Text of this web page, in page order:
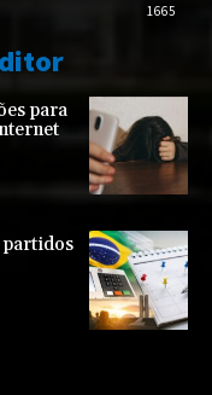
1665
para
partidos